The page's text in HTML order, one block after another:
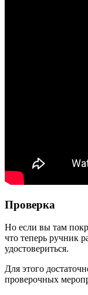
Проверка
Но если вы там
что теперь ручник
удостовериться.
Для этого
проверочных